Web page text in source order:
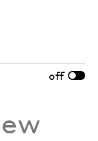
off